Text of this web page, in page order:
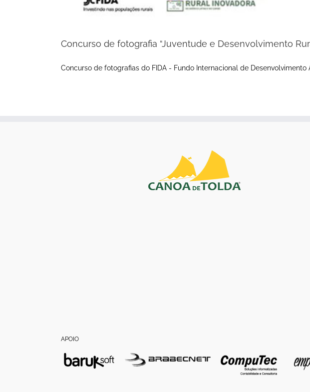
Concurso de fotografia “Juventude e Desenvolvimento
Concurso de fotografias do FIDA - Fundo Internacional de
APOIO